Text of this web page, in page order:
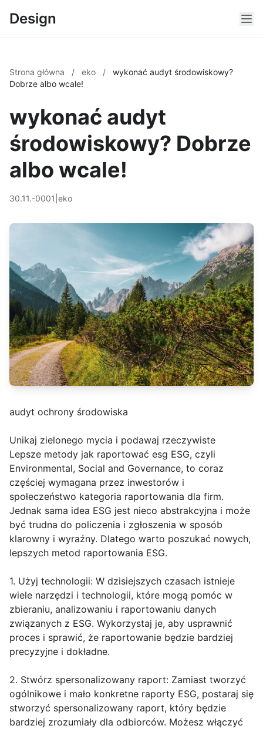
Design
Strona główna / eko /
wykonać audyt środowiskowy?
Dobrze albo wcale!
wykonać audyt
środowiskowy? Dobrze
albo wcale!
30.11.-0001 eko
audyt ochrony środowiska
Unikaj zielonego mycia i podawaj rzeczywiste
Lepsze metody jak raportować esg ESG, czyli
Environmental, Social and Governance, to coraz
częściej wymagana przez inwestorów i
społeczeństwo kategoria raportowania dla firm.
Jednak sama idea ESG jest nieco abstrakcyjna i może
być trudna do policzenia i zgłoszenia w sposób
klarowny i wyraźny. Dlatego warto poszukać nowych,
lepszych metod raportowania ESG.
1. Użyj technologii: W dzisiejszych czasach istnieje
wiele narzędzi i technologii, które mogą pomóc w
zbieraniu, analizowaniu i raportowaniu danych
związanych z ESG. Wykorzystaj je, aby usprawnić
proces i sprawić, że raportowanie będzie bardziej
precyzyjne i dokładne.
2. Stwórz spersonalizowany raport: Zamiast tworzyć
ogólnikowe i mało konkretne raporty ESG, postaraj się
stworzyć spersonalizowany raport, który będzie
bardziej zrozumiały dla odbiorców. Możesz włączyć